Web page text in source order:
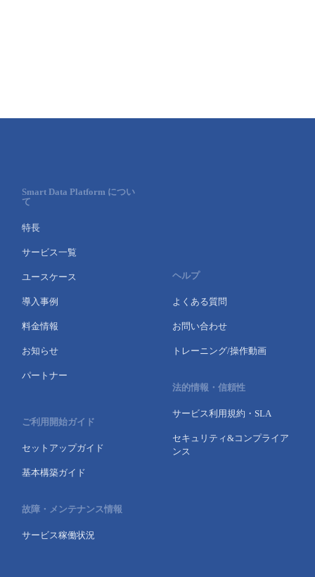
Smart Data Platform につい
て
特長
サービス一覧
ユースケース
導入事例
料金情報
お知らせ
パートナー
ご利用開始ガイド
セットアップガイド
基本構築ガイド
故障・メンテナンス情報
サービス稼働状況
ヘルプ
よくある質問
お問い合わせ
トレーニング/操作動画
法的情報・信頼性
サービス利用規約・SLA
セキュリティ&コンプライア
ンス